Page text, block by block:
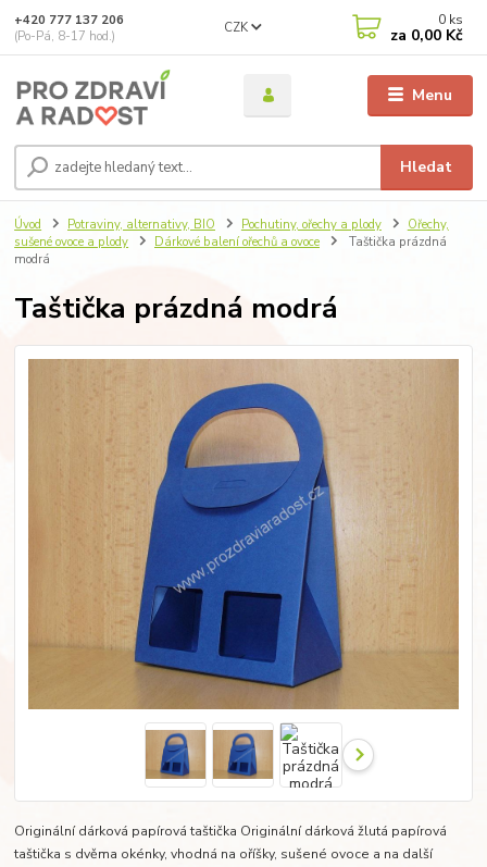
Menu
CZK
Hledat
+420 777 137 206
(Po-Pá, 8-17 hod.)
0 ks
za 0,00 Kč
Úvod Potraviny, alternativy, BIO Pochutiny, ořechy a plody
Ořechy,
sušené ovoce a plody
Dárkové balení ořechů a ovoce
Taštička prázdná
modrá
Taštička prázdná modrá
Originální dárková papírová taštička Originální dárková žlutá papírová
taštička s dvěma okénky, vhodná na oříšky, sušené ovoce a na další